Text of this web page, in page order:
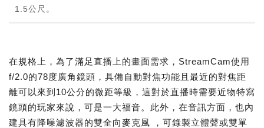
1.5公尺。
在規格上，為了滿足直播上的畫面需求，StreamCam使用
f/2.0的78度廣角鏡頭，具備自動對焦功能且最近的對焦距
離可以來到10公分的微距等級，這對於直播時需要近物特寫
鏡頭的玩家來說，可是一大福音。此外，在音訊方面，也內
建具有降噪濾波器的雙全向麥克風 ，可錄製立體聲或雙單